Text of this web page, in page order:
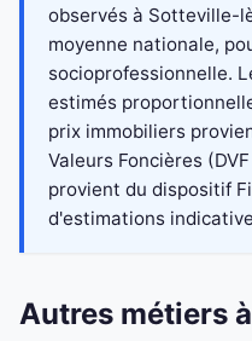
observés à Sotteville-
moyenne nationale,
socioprofessionnelle.
estimés
prix immobiliers
Valeurs Foncières
provient du dispositif
d'estimations
Autres métiers